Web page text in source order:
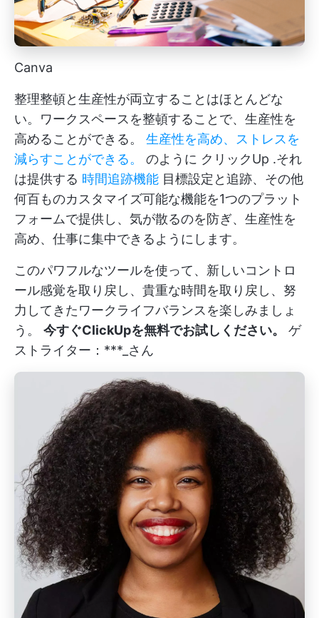
Canva
整理整頓と生産性が両立することはほとんどな
い。ワークスペースを整頓することで、生産性を
高めることができる。 生産性を高め、ストレスを
減らすことができる。
のように クリックUp .それ
は提供する 時間追跡機能 目標設定と追跡、その他
何百ものカスタマイズ可能な機能を1つのプラット
フォームで提供し、気が散るのを防ぎ、生産性を
高め、仕事に集中できるようにします。
このパワフルなツールを使って、新しいコントロ
ール感覚を取り戻し、貴重な時間を取り戻し、努
力してきたワークライフバランスを楽しみましょ
う。 今すぐClickUpを無料でお試しください。
ゲ
ストライター：***_さん